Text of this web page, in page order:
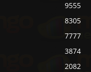
9555
8305
7777
3874
2082